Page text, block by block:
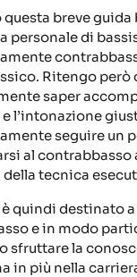
breve
personale di
Ritengo però
saper
l’intonazione
seguire un
al
della tecnica
quindi destinato
e in modo
sfruttare la
in più nella